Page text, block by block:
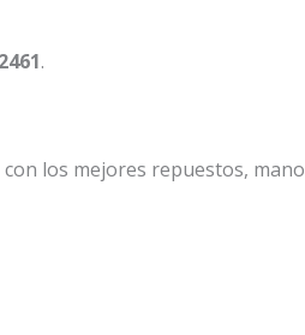
.
los mejores repuestos, mano